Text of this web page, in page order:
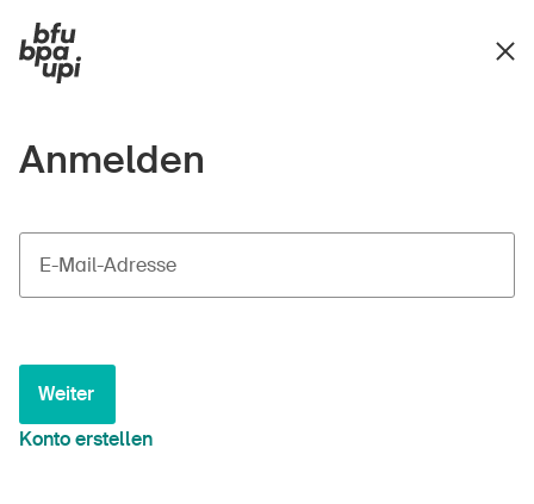
Anmelden
E-Mail-Adresse
Weiter
Konto erstellen